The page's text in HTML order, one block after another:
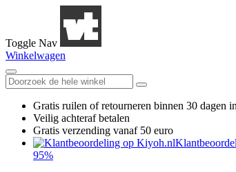
Toggle Nav
Winkelwagen
Gratis ruilen of retourneren binnen 30 dagen
Veilig achteraf betalen
Gratis verzending vanaf 50 euro
95%